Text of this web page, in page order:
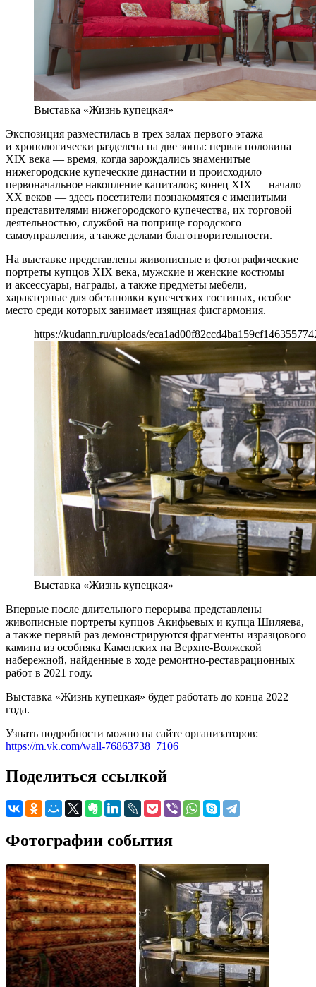
Выставка «Жизнь купецкая»
Экспозиция разместилась в трех залах первого этажа
и хронологически разделена на две зоны: первая половина
XIX века — время, когда зарождались знаменитые
нижегородские купеческие династии и происходило
первоначальное накопление капиталов; конец XIX — начало
ХХ веков — здесь посетители познакомятся с именитыми
представителями нижегородского купечества, их торговой
деятельностью, службой на поприще городского
самоуправления, а также делами благотворительности.
На выставке представлены живописные и фотографические
портреты купцов XIX века, мужские и женские костюмы
и аксессуары, награды, а также предметы мебели,
характерные для обстановки купеческих гостиных, особое
место среди которых занимает изящная фисгармония.
https://kudann.ru/uploads/
Выставка «Жизнь купецкая»
Впервые после длительного перерыва представлены
живописные портреты купцов Акифьевых и купца Шиляева,
а также первый раз демонстрируются фрагменты изразцового
камина из особняка Каменских на Верхне-Волжской
набережной, найденные в ходе ремонтно-реставрационных
работ в 2021 году.
Выставка «Жизнь купецкая» будет работать до конца 2022
года.
Узнать подробности можно на сайте организаторов:
https://m.vk.com/wall-76863738_7106
Поделиться ссылкой
Фотографии события